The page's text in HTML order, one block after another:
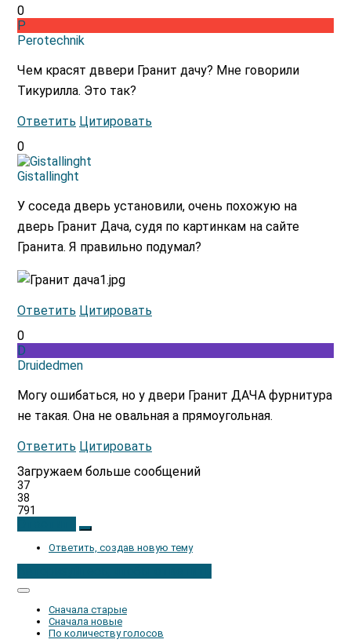
0
P
Perotechnik
Чем красят дввери Гранит дачу? Мне говорили
Тикурилла. Это так?
Ответить Цитировать
0
Gistallinght
У соседа дверь установили, очень похожую на
дверь Гранит Дача, судя по картинкам на сайте
Гранита. Я правильно подумал?
Ответить Цитировать
0
D
Druidedmen
Могу ошибаться, но у двери Гранит ДАЧА фурнитура
не такая. Она не овальная а прямоугольная.
Ответить Цитировать
Загружаем больше сообщений
37
38
791
Ответить, создав новую тему
Сначала старые
Сначала новые
По количеству голосов